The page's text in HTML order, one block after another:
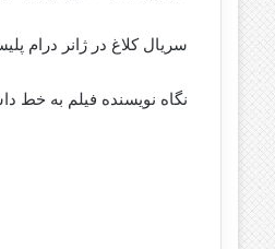
سریال کلاغ در ژانر درام
نگاه نویسنده فیلم به خط